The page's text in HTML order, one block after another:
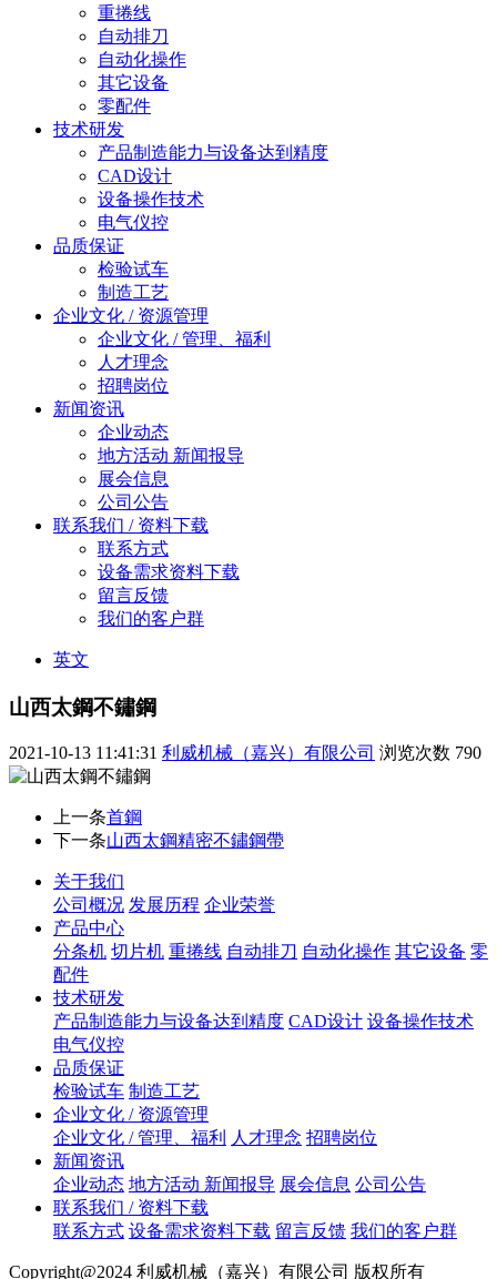
重捲线
自动排刀
自动化操作
其它设备
零配件
技术研发
产品制造能力与设备达到精度
CAD设计
设备操作技术
电气仪控
品质保证
检验试车
制造工艺
企业文化 / 资源管理
企业文化 / 管理、福利
人才理念
招聘岗位
新闻资讯
企业动态
地方活动 新闻报导
展会信息
公司公告
联系我们 / 资料下载
联系方式
设备需求资料下载
留言反馈
我们的客户群
英文
山西太鋼不鏽鋼
2021-10-13 11:41:31 利威机械（嘉兴）有限公司 浏览次数 790
上一条首鋼
下一条山西太鋼精密不鏽鋼帶
关于我们
公司概况 发展历程 企业荣誉
产品中心
分条机 切片机 重捲线 自动排刀 自动化操作 其它设备 零
配件
技术研发
产品制造能力与设备达到精度 CAD设计 设备操作技术
电气仪控
品质保证
检验试车 制造工艺
企业文化 / 资源管理
企业文化 / 管理、福利
人才理念 招聘岗位
新闻资讯
企业动态 地方活动 新闻报导 展会信息 公司公告
联系我们 / 资料下载
联系方式 设备需求资料下载 留言反馈 我们的客户群
Copyright@2024 利威机械（嘉兴）有限公司 版权所有